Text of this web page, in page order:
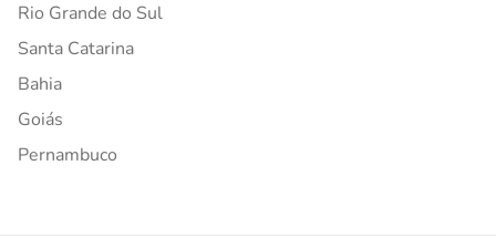
Rio Grande do Sul
Santa Catarina
Bahia
Goiás
Pernambuco